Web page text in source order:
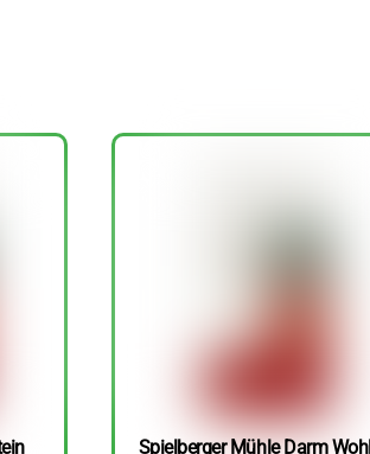
Spielberger Mühle Darm Wohl